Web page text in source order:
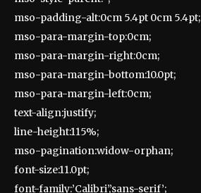
mso-padding-alt:0cm 5.4pt 0cm 5.4pt;
mso-para-margin-top:0cm;
mso-para-margin-right:0cm;
mso-para-margin-bottom:10.0pt;
mso-para-margin-left:0cm;
text-align:justify;
line-height:115%;
mso-pagination:widow-orphan;
font-size:11.0pt;
font-family:’Calibri’,’sans-serif’;